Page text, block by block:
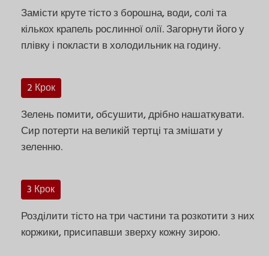
Замісти круте тісто з борошна, води, солі та
кількох крапель рослинної олії. Загорнути його у
плівку і покласти в холодильник на годину.
2 Крок
Зелень помити, обсушити, дрібно нашаткувати.
Сир потерти на великій тертці та змішати у
зеленню.
3 Крок
Розділити тісто на три частини та розкотити з них
коржики, присипавши зверху кожну зирою.